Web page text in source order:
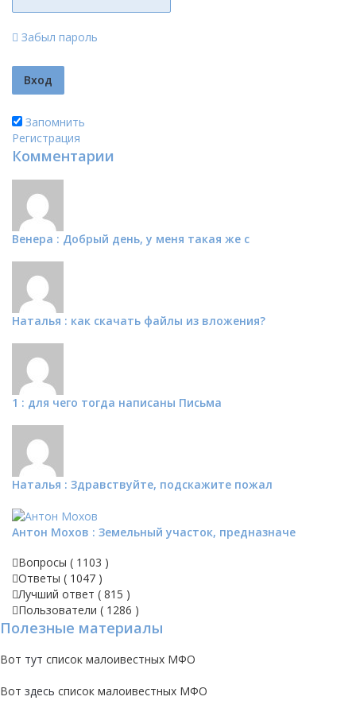
Забыл пароль
Запомнить
Регистрация
Комментарии
Венера : Добрый день, у меня такая же с
Наталья : как скачать файлы из вложения?
1 : для чего тогда написаны Письма
Наталья : Здравствуйте, подскажите пожал
Антон Мохов : Земельный участок, предназначе
Вопросы ( 1103 )
Ответы ( 1047 )
Лучший ответ ( 815 )
Пользователи ( 1286 )
Полезные материалы
Вот тут список малоивестных МФО
Вот здесь список малоивестных МФО